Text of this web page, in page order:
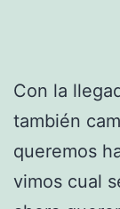
Con la
también
queremos
vimos cual